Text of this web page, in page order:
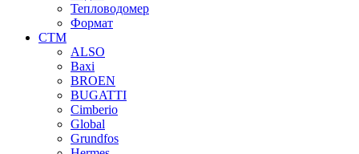
Тепловодомер
Формат
СТМ
ALSO
Baxi
BROEN
BUGATTI
Cimberio
Global
Grundfos